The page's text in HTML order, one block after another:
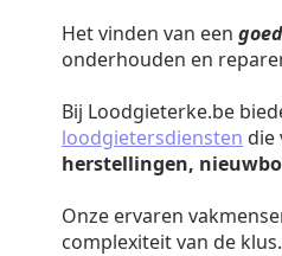
Het vinden van een
onderhouden en
Bij Loodgieterke.be
loodgietersdiensten die
herstellingen,
Onze ervaren
complexiteit van de klus.